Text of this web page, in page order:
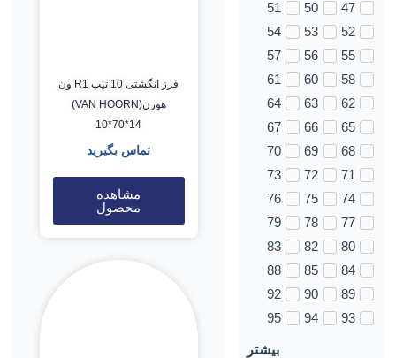
47
50
51
52
53
54
55
56
57
58
60
61
62
63
64
65
66
67
68
69
70
71
72
73
74
75
76
77
78
79
80
82
83
84
85
88
89
90
92
93
94
95
بیشتر
فرز انگشتی 10 تیپ R1 ون
هورن(VAN HOORN)
10*70*14
تماس بگیرید
مشاهده
محصول